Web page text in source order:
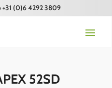
+31 (0)6 4292 3809
52SD